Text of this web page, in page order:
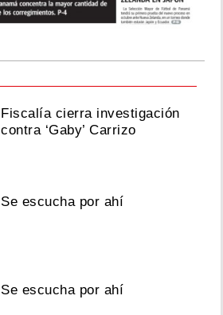
Fiscalía cierra investigación
contra ‘Gaby’ Carrizo
Se escucha por ahí
Se escucha por ahí